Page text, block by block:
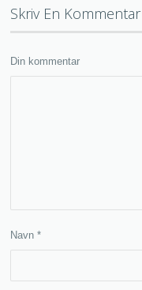
Skriv En Kommentar
Din kommentar
Navn*